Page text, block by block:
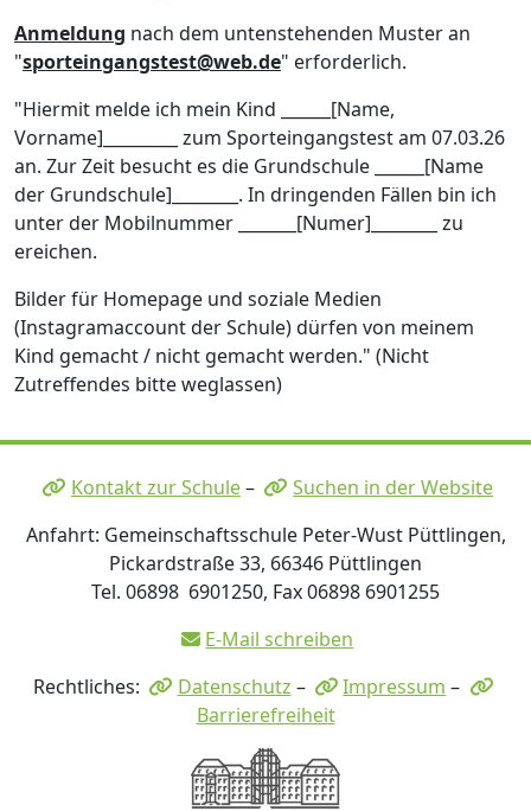
Anmeldung nach dem untenstehenden Muster an
"sporteingangstest@web.de" erforderlich.
"Hiermit melde ich mein Kind ______[Name,
Vorname]_________ zum Sporteingangstest am 07.03.26
an. Zur Zeit besucht es die Grundschule ______[Name
der Grundschule]________. In dringenden Fällen bin ich
unter der Mobilnummer _______[Numer]________ zu
ereichen.
Bilder für Homepage und soziale Medien
(Instagramaccount der Schule) dürfen von meinem
Kind gemacht / nicht gemacht werden." (Nicht
Zutreffendes bitte weglassen)
Kontakt zur Schule–
Suchen in der Website
Anfahrt: Gemeinschaftsschule Peter-Wust Püttlingen,
Pickardstraße 33, 66346 Püttlingen
Tel. 06898 6901250, Fax 06898 6901255
E-Mail schreiben
Rechtliches:
Datenschutz – Impressum –
Barrierefreiheit